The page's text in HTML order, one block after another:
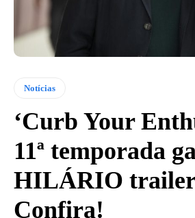
Notícias
‘Curb Your
11ª temporada
HILÁRIO
Confira!